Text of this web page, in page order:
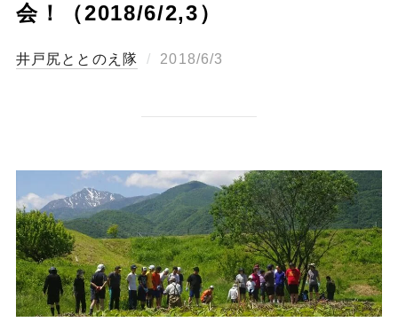
会！（2018/6/2,3）
ととのえ隊
投
2018/6/3